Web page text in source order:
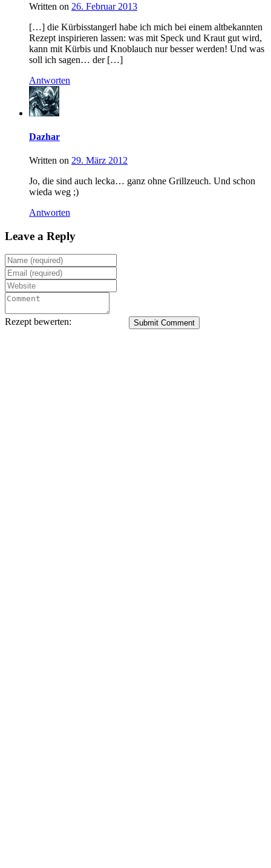
Written on 26. Februar 2013
[…] die Kürbisstangerl habe ich mich bei einem altbekannten
Rezept inspirieren lassen: was mit Speck und Kraut gut wird,
kann mit Kürbis und Knoblauch nur besser werden! Und was
soll ich sagen… der […]
Antworten
Dazhar
Written on 29. März 2012
Jo, die sind auch lecka… ganz ohne Grillzeuch. Und schon
wieda weg ;)
Antworten
Leave a Reply
Submit Comment
Rezept bewerten: